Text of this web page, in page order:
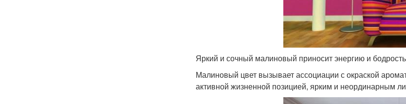
Яркий и сочный малиновый приносит энергию и бодрость
Малиновый цвет вызывает ассоциации с окраской
активной жизненной позицией, ярким и неординарным